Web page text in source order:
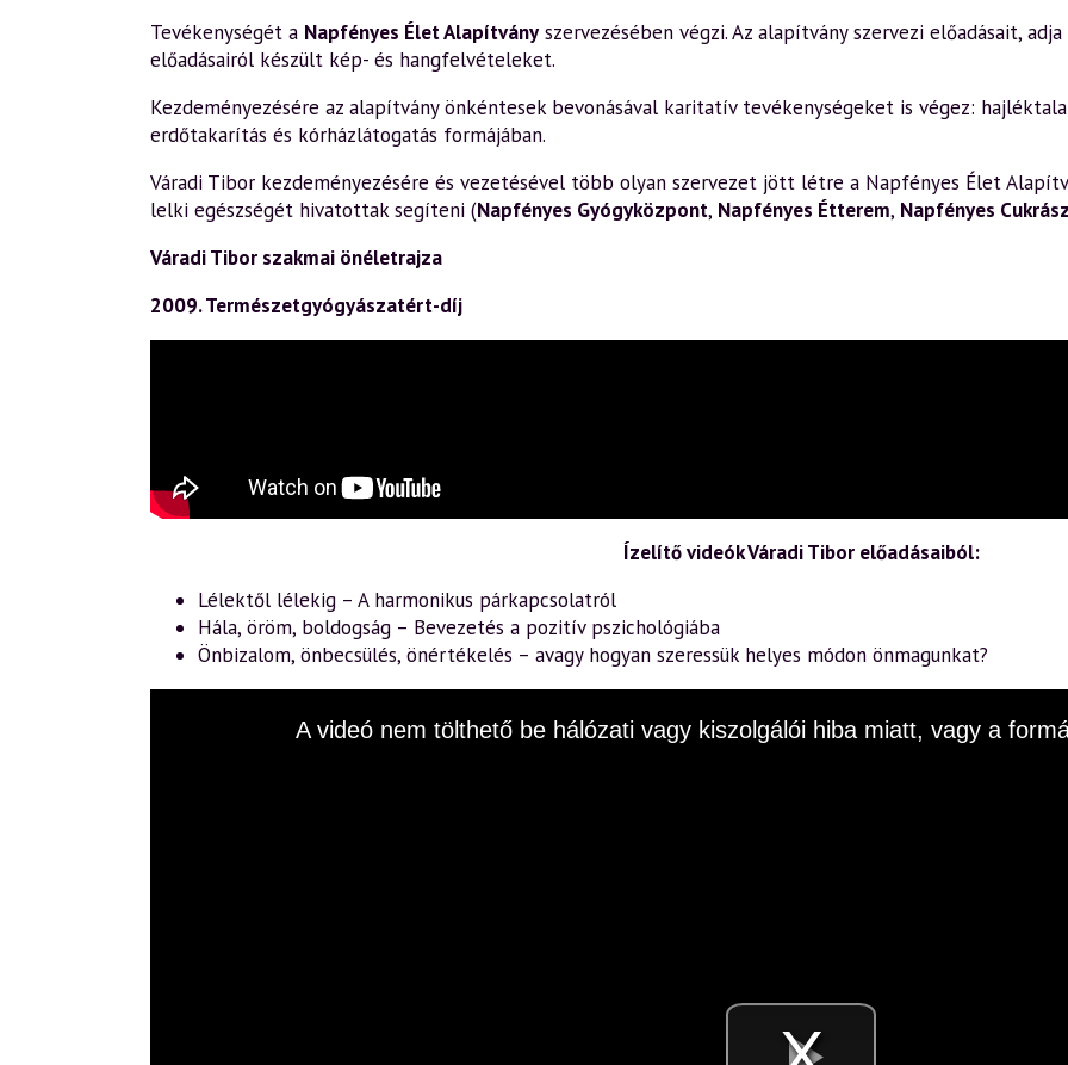
Tevékenységét a Napfényes Élet Alapítványszervezésében végzi. Az alapítvány szervezi előadásait,
előadásairól készült kép- és hangfelvételeket.
Kezdeményezésére az alapítvány önkéntesek bevonásával karitatív tevékenységeket is végez:
erdőtakarítás és kórházlátogatás formájában.
Váradi Tibor kezdeményezésére és vezetésével több olyan szervezet jött létre a Napfényes Élet
lelki egészségét hivatottak segíteni (Napfényes Gyógyközpont, Napfényes Étterem, Napfényes
Váradi Tibor szakmai önéletrajza
2009. Természetgyógyászatért-díj
Ízelítő videók Váradi Tibor előadásaiból:
Lélektől lélekig – A harmonikus párkapcsolatról
Hála, öröm, boldogság – Bevezetés a pozitív pszichológiába
Önbizalom, önbecsülés, önértékelés – avagy hogyan szeressük helyes módon önmagunkat?
A videó nem tölthető be hálózati vagy kiszolgálói hiba miatt, vagy a